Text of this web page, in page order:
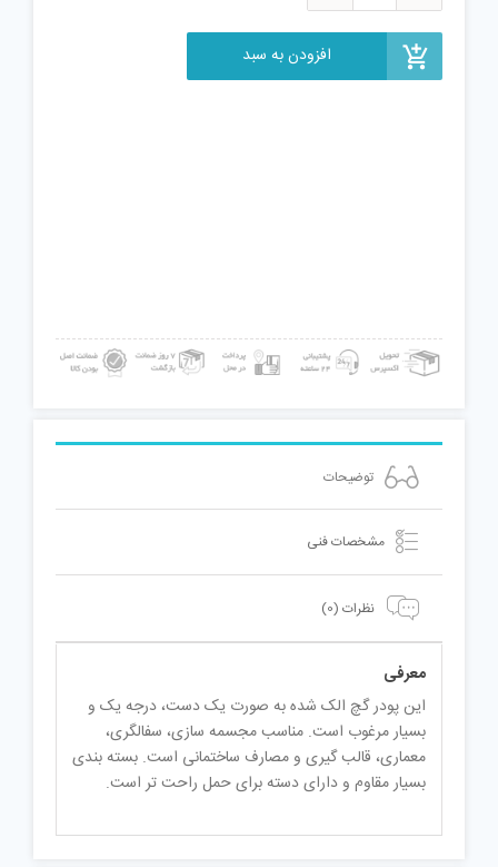
کد
افزودن به سبد
توضیحات
مشخصات فنی
نظرات (0)
معرفی
این پودر گچ الک شده به صورت یک دست، درجه یک و
بسیار مرغوب است. مناسب مجسمه سازی، سفالگری،
معماری، قالب گیری و مصارف ساختمانی است. بسته بندی
بسیار مقاوم و دارای دسته برای حمل راحت تر است.